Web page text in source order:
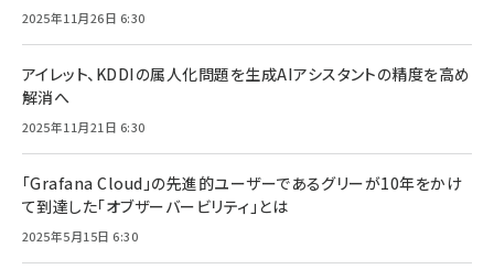
2025年11月26日 6:30
アイレット、KDDIの属人化問題を生成AIアシスタントの精度を高め
解消へ
2025年11月21日 6:30
「Grafana Cloud」の先進的ユーザーであるグリーが10年をかけ
て到達した「オブザーバービリティ」とは
2025年5月15日 6:30